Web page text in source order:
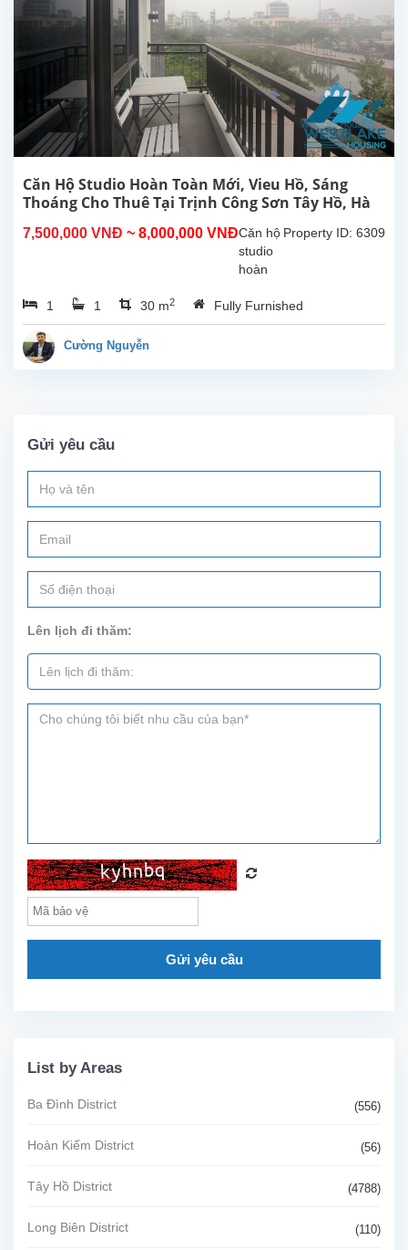
đươc
lắp đặt
các
trang
thiết bị,
nội
thất...
Căn Hộ Studio Hoàn Toàn Mới, Vieu Hồ, Sáng
Thoáng Cho Thuê Tại Trịnh Công Sơn Tây Hồ, Hà
7,500,000 VNĐ ~ 8,000,000 VNĐ Property ID: 6309
Căn hộ
studio
hoàn
mới tại
Trịnh
hoạt
nội thất
mới
sàng
công
1 1 30 m2 Fully Furnished
Cường Nguyễn
Gửi yêu cầu
Lên lịch đi thăm:
Gửi yêu cầu
List by Areas
Ba Đình District (556)
Hoàn Kiếm District (56)
Tây Hồ District (4788)
Long Biên District (110)